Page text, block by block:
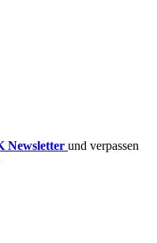
Newsletter und verpassen